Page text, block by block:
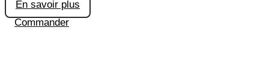
En savoir plus
Commander